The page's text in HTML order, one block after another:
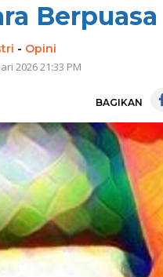
Berpuasa
- Opini
2026 21:33 PM
BAGIKAN